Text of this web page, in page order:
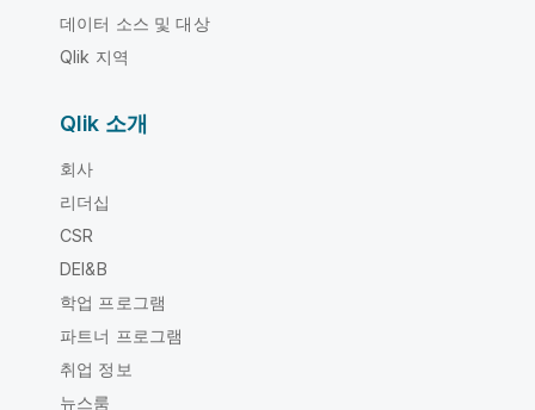
데이터 소스 및 대상
Qlik 지역
Qlik 소개
회사
리더십
CSR
DEI&B
학업 프로그램
파트너 프로그램
취업 정보
뉴스룸